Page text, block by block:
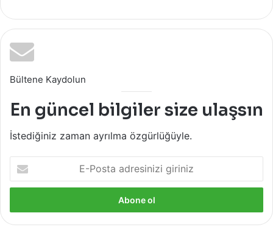
Bültene Kaydolun
En güncel bilgiler size ulaşsın
İstediğiniz zaman ayrılma özgürlüğüyle.
Posta
adresinizi